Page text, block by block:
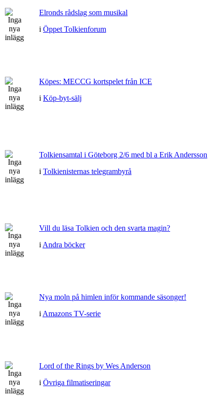
Elronds rådslag som musikal
i Öppet Tolkienforum
Köpes: MECCG kortspelet från ICE
i Köp-byt-sälj
Tolkiensamtal i Göteborg 2/6 med bl a Erik Andersson
i Tolkienisternas telegrambyrå
Vill du läsa Tolkien och den svarta magin?
i Andra böcker
Nya moln på himlen inför kommande säsonger!
i Amazons TV-serie
Lord of the Rings by Wes Anderson
i Övriga filmatiseringar